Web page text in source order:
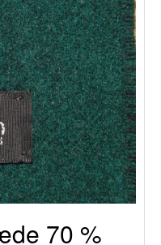
70 %